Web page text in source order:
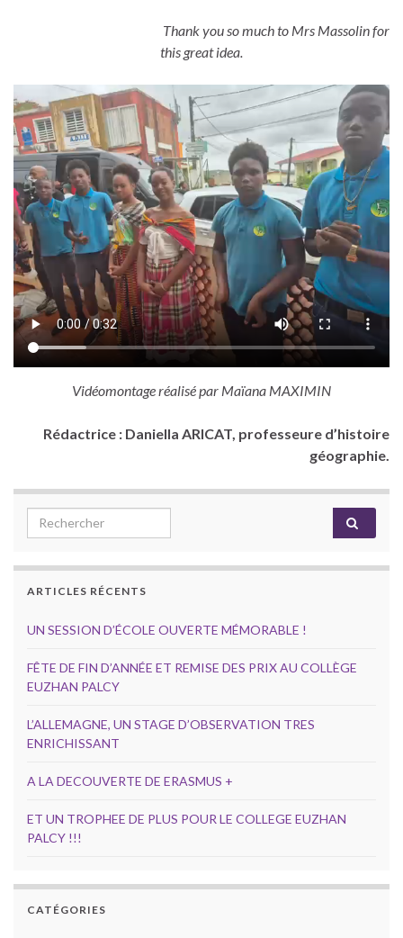
Thank you so much to Mrs Massolin for
this great idea.
Vidéomontage réalisé par Maïana MAXIMIN
Rédactrice : Daniella ARICAT, professeure d’histoire
géographie.
Search for:
ARTICLES RÉCENTS
UN SESSION D’ÉCOLE OUVERTE MÉMORABLE !
FÊTE DE FIN D’ANNÉE ET REMISE DES PRIX AU COLLÈGE
EUZHAN PALCY
L’ALLEMAGNE, UN STAGE D’OBSERVATION TRES
ENRICHISSANT
A LA DECOUVERTE DE ERASMUS +
ET UN TROPHEE DE PLUS POUR LE COLLEGE EUZHAN
PALCY !!!
CATÉGORIES